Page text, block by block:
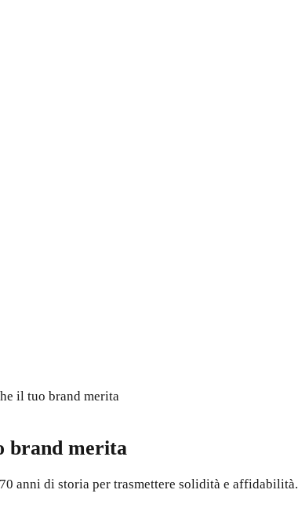
il tuo brand merita
brand merita
anni di storia per trasmettere solidità e affidabilità.